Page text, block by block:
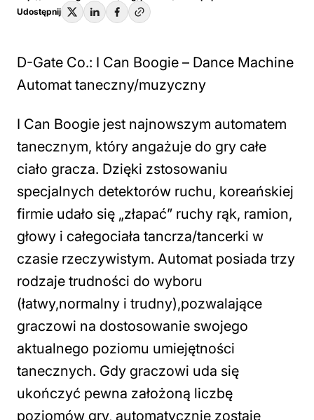
Udostępnij
D-Gate Co.: I Can Boogie – Dance Machine
Automat taneczny/muzyczny
I Can Boogie jest najnowszym automatem
tanecznym, który angażuje do gry całe
ciało gracza. Dzięki zstosowaniu
specjalnych detektorów ruchu, koreańskiej
firmie udało się „złapać” ruchy rąk, ramion,
głowy i całegociała tancrza/tancerki w
czasie rzeczywistym. Automat posiada trzy
rodzaje trudności do wyboru
(łatwy,normalny i trudny),pozwalające
graczowi na dostosowanie swojego
aktualnego poziomu umiejętności
tanecznych. Gdy graczowi uda się
ukończyć pewna założoną liczbę
poziomów gry, automatycznie zostaje